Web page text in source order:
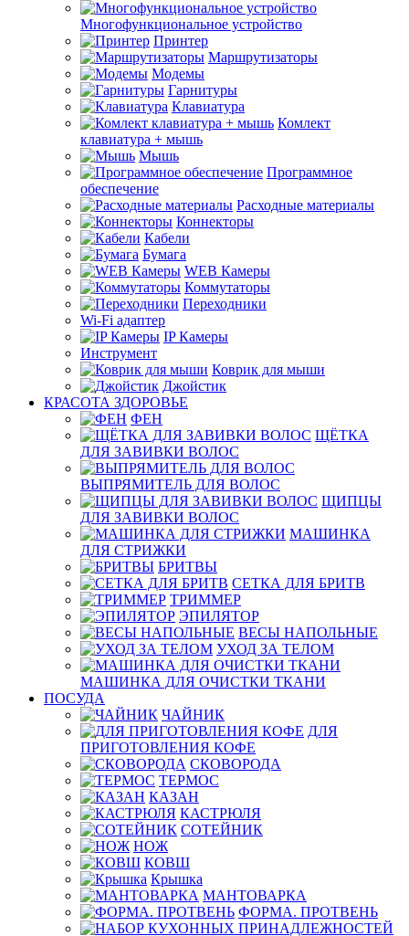
Многофункциональное устройство
Принтер
Маршрутизаторы
Модемы
Гарнитуры
Клавиатура
Комлект
клавиатура + мышь
Мышь
Программное
обеспечение
Расходные материалы
Коннекторы
Кабели
Бумага
WEB Камеры
Коммутаторы
Переходники
Wi-Fi адаптер
IP Камеры
Инструмент
Коврик для мыши
Джойстик
КРАСОТА ЗДОРОВЬЕ
ФЕН
ЩЁТКА
ДЛЯ ЗАВИВКИ ВОЛОС
ВЫПРЯМИТЕЛЬ ДЛЯ ВОЛОС
ЩИПЦЫ
ДЛЯ ЗАВИВКИ ВОЛОС
МАШИНКА
ДЛЯ СТРИЖКИ
БРИТВЫ
СЕТКА ДЛЯ БРИТВ
ТРИММЕР
ЭПИЛЯТОР
ВЕСЫ НАПОЛЬНЫЕ
УХОД ЗА ТЕЛОМ
МАШИНКА ДЛЯ ОЧИСТКИ ТКАНИ
ПОСУДА
ЧАЙНИК
ДЛЯ
ПРИГОТОВЛЕНИЯ КОФЕ
СКОВОРОДА
ТЕРМОС
КАЗАН
КАСТРЮЛЯ
СОТЕЙНИК
НОЖ
КОВШ
Крышка
МАНТОВАРКА
ФОРМА. ПРОТВЕНЬ